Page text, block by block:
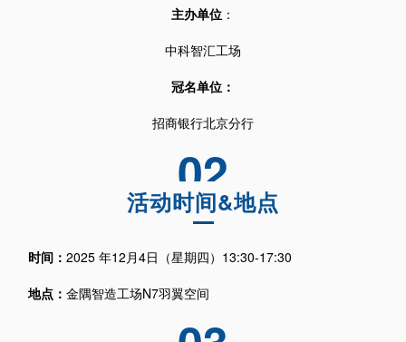
主办单位 ：
中科智汇工场
冠名单位：
招商银行北京分行
02
活动时间&地点
时间： 2025 年12月4日（星期四） 13:30-17:30
地点： 金隅智造工场N7羽翼空间